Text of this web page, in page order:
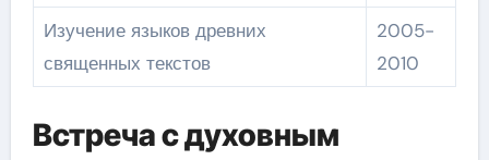
Изучение языков древних
священных текстов
2005-
2010
Встреча с духовным